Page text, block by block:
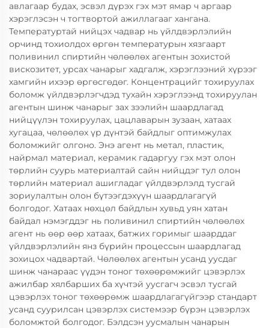
авлагаар будах, эсвэл дүрэх гэх мэт ямар ч аргаар
хэрэглэсэн ч тогтвортой ажиллагааг хангана.
Температуртай нийцэх чадвар нь үйлдвэрлэлийн
орчинд тохиолдох өргөн температурын хязгаарт
поливинил спиртийн чөлөөлөх агентын зохистой
вискозитет, урсах чанарыг хадгалж, хэрэглээний хүрээг
хамгийн ихээр өргөсгөдөг. Концентрацийг тохируулах
боломж үйлдвэрлэгчдэд тухайн хэрэглээнд тохируулан
агентын шинж чанарыг зах зээлийн шаардлагад
нийцүүлэн тохируулах, цацлаварын зузаан, хатаах
хугацаа, чөлөөлөх үр дүнтэй байдлыг оптимжулах
боломжийг олгоно. Энэ агент нь метал, пластик,
найрмал материал, керамик гадаргуу гэх мэт олон
төрлийн суурь материалтай сайн нийцдэг тул олон
төрлийн материал ашигладаг үйлдвэрлэлд тусгай
зориулалтын олон бүтээгдэхүүн шаардлагагүй
болгодог. Хатаах нөхцөл байдлын хувьд уян хатан
байдал нэмэгддэг нь поливинил спиртийн чөлөөлөх
агент нь өөр өөр хатаах, батжих горимыг шаарддаг
үйлдвэрлэлийн янз бүрийн процессын шаардлагад
зохицох чадвартай. Чөлөөлөх агентын усанд уусдаг
шинж чанараас үүдэн тоног төхөөрөмжийг цэвэрлэх
ажилбар хялбарших ба хүчтэй уусгагч эсвэл тусгай
цэвэрлэх тоног төхөөрөмж шаардлагагүйгээр стандарт
усанд суурилсан цэвэрлэх системээр бүрэн цэвэрлэх
боломжтой болгодог. Бэлдсэн уусмалын чанарын